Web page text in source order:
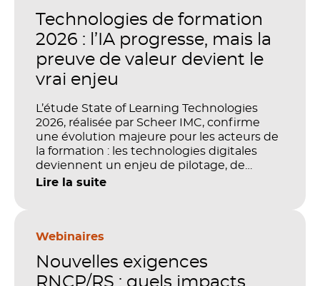
Technologies de formation
2026 : l’IA progresse, mais la
preuve de valeur devient le
vrai enjeu
L’étude State of Learning Technologies
2026, réalisée par Scheer IMC, confirme
une évolution majeure pour les acteurs de
la formation : les technologies digitales
deviennent un enjeu de pilotage, de
performance et de preuve de valeur. IA,
stratégique. Mais comment démontrer
investissements sur les compétences, la
productivité et la performance des
Lire la suite
Webinaires
Nouvelles exigences
RNCP/RS : quels impacts